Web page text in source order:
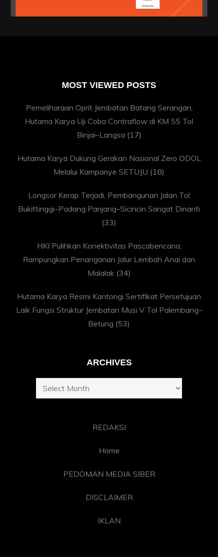
MOST VIEWED POSTS
Pemeliharaan Oprit Jembatan Batang Serangan,
Hutama Karya Uji Coba Contraflow di KM 55 Tol
Binjai–Langsa (17)
Hutama Karya Dukung Gerakan Nasional Zero ODOL
Melalui Kampanye SETUJU (18)
Longsor Kerap Terjadi, Pembangunan Jalan Tol
Bukittinggi–Padang Panjang–Sicincin Sangat Dinanti
(33)
HKI Pulihkan Konektivitas Pascabencana,
Rampungkan Penanganan Jalur Lembah Anai dan
Malalak (34)
Hutama Karya Resmi Kantongi Sertifikat Persetujuan
Laik Fungsi Struktur Jembatan Musi V Tol Palembang–
Betung (53)
ARCHIVES
Archives
REDAKSI
Home
PEDOMAN MEDIA SIBER
DISCLAIMER
IKLAN